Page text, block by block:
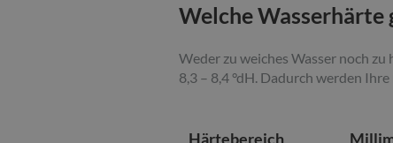
Welche Wasserhärte
Weder zu weiches Wasser noch zu
8,3 – 8,4 °dH. Dadurch werden
Härtebereich